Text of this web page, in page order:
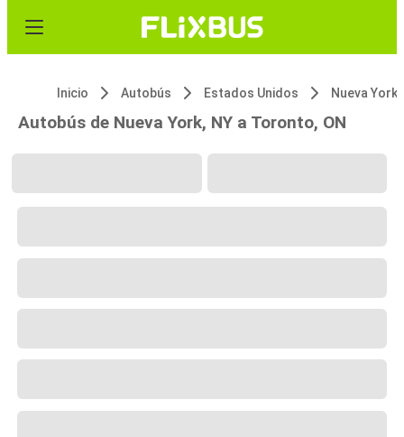
Inicio Autobús Estados Unidos Nueva York,
Autobús de Nueva York, NY a Toronto, ON